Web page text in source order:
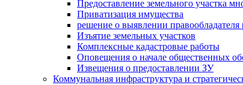
Предоставление земельного участка
Приватизация имущества
решение о выявлении
Изъятие земельных участков
Комплексные кадастровые работы
Оповещения о начале общественных
Извещения о предоставлении ЗУ
Коммунальная инфраструктура и